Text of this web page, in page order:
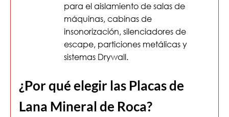
para el aislamiento de salas de
máquinas, cabinas de
insonorización, silenciadores de
escape, particiones metálicas y
sistemas Drywall.
¿Por qué elegir las Placas de
Lana Mineral de Roca?